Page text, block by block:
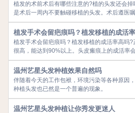
植发的术前术后有哪些注意的?植的头发还会
是术后一周内不要触碰移植的头发。术后遵医
植发手术会留疤痕吗？植发移植的成活
植发手术会留疤痕吗？植发移植的成活率高吗
很高，能达到90%以上。头皮瘢痕上的成活率
温州艺星头发种植效果自然吗
伴随着今天的工作包袱，环境污染等各种原因
种植头发也已然是一个普遍的现象。
温州艺星头发种植让你秀发更迷人